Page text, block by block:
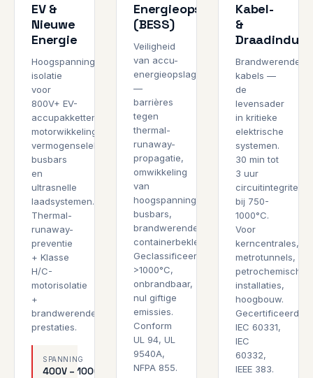
EV &
Nieuwe
Energie
Hoogspannings-
isolatie
voor
800V+ EV-
accupakketten,
motorwikkelingen,
vermogenselektronica,
busbars
en
ultrasnelle
laadsystemen.
Thermal-
runaway-
preventie
+ Klasse
H/C-
motorisolatie
+
brandwerende
prestaties.
SPANNING
400V – 1000V+
Energieopslag
(BESS)
Veiligheid
van accu-
energieopslagsystemen
—
barrières
tegen
thermal-
runaway-
propagatie,
omwikkeling
van
hoogspannings-
busbars,
brandwerende
containerbekleding.
Geclassificeerd
>1000°C,
onbrandbaar,
nul giftige
emissies.
Conform
UL 94, UL
9540A,
NFPA 855.
Kabel-
&
Brandwerende
kabels —
de
levensader
in kritieke
elektrische
systemen.
30 min tot
3 uur
circuitintegriteit
bij 750-
1000°C.
Voor
kerncentrales,
metrotunnels,
petrochemische
installaties,
hoogbouw.
Gecertificeerd
IEC 60331,
IEC
60332,
IEEE 383.